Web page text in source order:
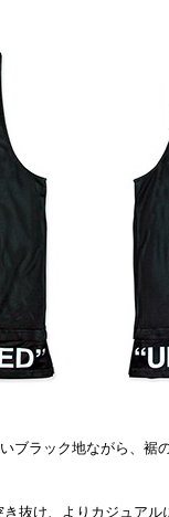
ブラック地ながら、裾
抜け、よりカジュアル